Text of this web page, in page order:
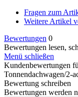
Fragen zum
Weitere Artikel
Bewertungen 0
Bewertungen lesen,
Menü schließen
Kundenbewertungen
Tonnendachwagen/2-
Bewertung schreiben
Bewertungen werden